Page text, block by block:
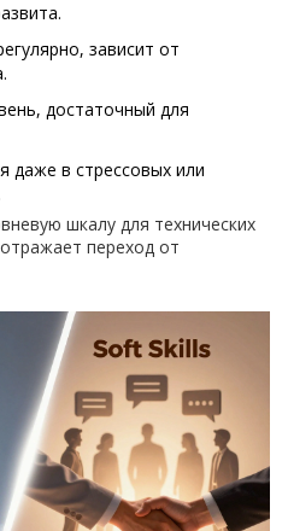
зависит от
достаточный для
даже в стрессовых или
шкалу для технических
переход от